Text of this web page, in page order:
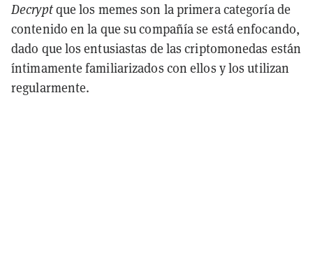
Decryptque los memes son la primera categoría de
contenido en la que su compañía se está enfocando,
dado que los entusiastas de las criptomonedas están
íntimamente familiarizados con ellos y los utilizan
regularmente.